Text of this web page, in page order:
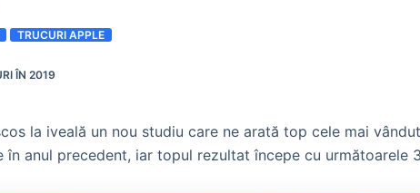
TRUCURI APPLE
ÎN 2019
la iveală un nou studiu care ne arată top cele mai
anul precedent, iar topul rezultat începe cu următoarele